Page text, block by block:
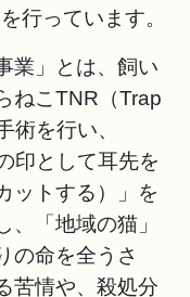
行っています。
業」とは、飼い
ねこTNR（Trap
術を行い、
印として耳先を
ットする）」を
「地域の猫」
の命を全うさ
苦情や、殺処分